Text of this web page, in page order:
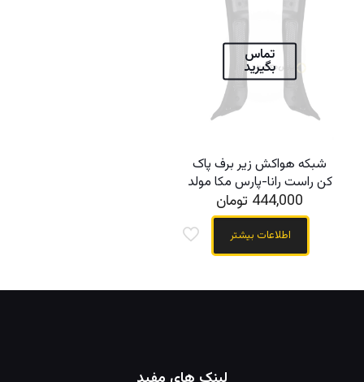
تماس
بگیرید
شبکه هواکش زیر برف پاک
کن راست رانا-پارس مکا مولد
444,000 تومان
اطلاعات بیشتر